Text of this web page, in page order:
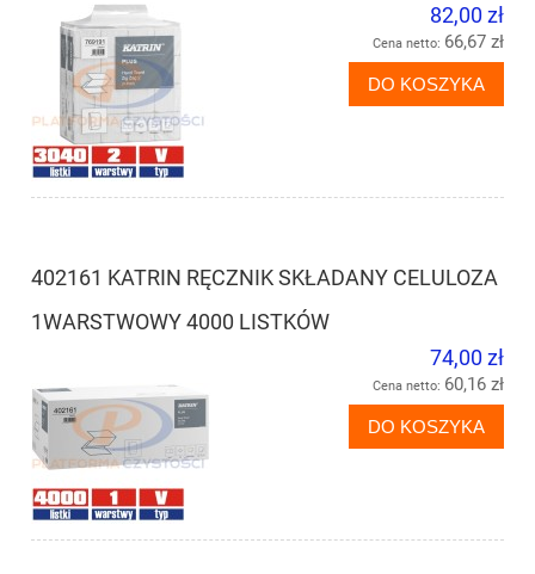
82,00 zł
Cena netto: 66,67 zł
DO KOSZYKA
402161 KATRIN RĘCZNIK SKŁADANY CELULOZA
1WARSTWOWY 4000 LISTKÓW
74,00 zł
Cena netto: 60,16 zł
DO KOSZYKA